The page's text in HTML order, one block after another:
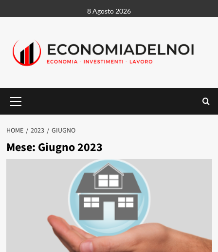
al
8 Agosto 2026
principale
HOME 2023 GIUGNO
Mese: Giugno 2023